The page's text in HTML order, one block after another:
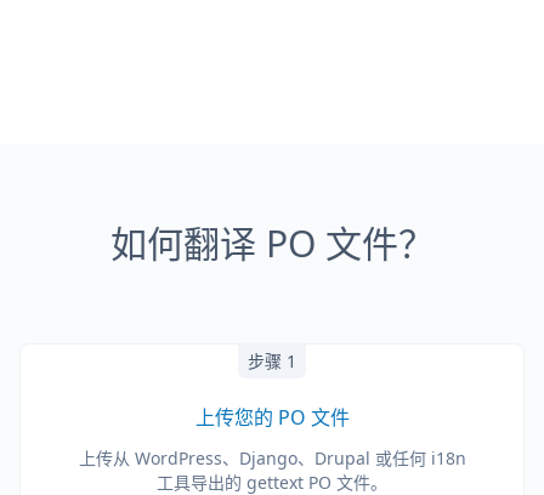
如何翻译 PO 文件？
步骤 1
上传您的 PO 文件
上传从 WordPress、Django、Drupal 或任何 i18n
工具导出的 gettext PO 文件。